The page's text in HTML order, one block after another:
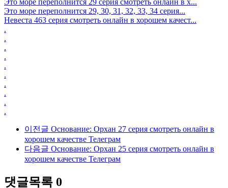
Это море переполнится 29, 30, 31, 32, 33, 34 серия...
Невеста 463 серия смотреть онлайн в хорошем качест...
.
.
.
.
.
.
.
.
.
.
이전글 Основание: Орхан 27 серия смотреть онлайн в
хорошем качестве Телеграм
다음글 Основание: Орхан 25 серия смотреть онлайн в
хорошем качестве Телеграм
댓글목록 0